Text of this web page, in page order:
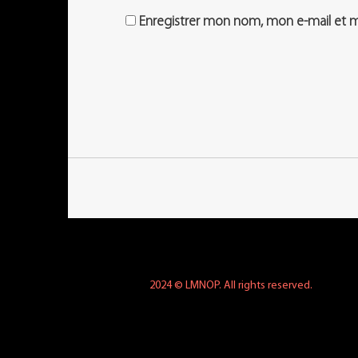
Enregistrer mon nom, mon e-mail et
2024 © LMNOP. All rights reserved.